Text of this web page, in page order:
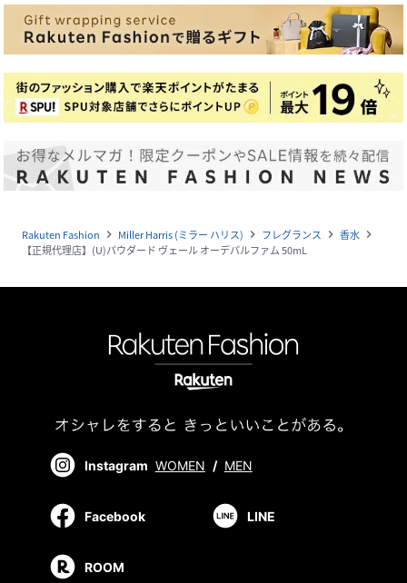
Rakuten Fashion navigate_next Miller Harris (ミラー ハリス) navigate_next フレグランス navigate_next 香水 navigate_next
【正規代理店】(U)パウダード ヴェール オーデパルファム 50mL
Instagram WOMEN / MEN
Facebook LINE
ROOM